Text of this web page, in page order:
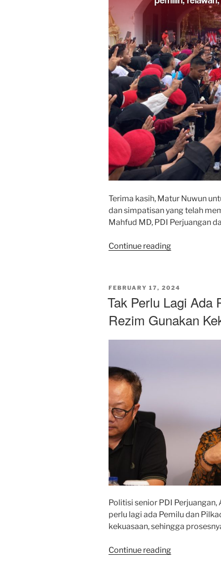
Terima kasih, Matur Nuwun
dan simpatisan yang telah
Mahfud MD, PDI Perjuangan
Continue reading“Terima
POSTED
FEBRUARY 17, 2024
Tak Perlu Lagi Ada
Rezim Gunakan
Politisi senior PDI
perlu lagi ada Pemilu dan
kekuasaan, sehingga
Continue reading“Tak